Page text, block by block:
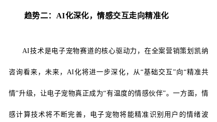
趋势二： AI化深化，情感交互走向精准化
AI技术是电子宠物赛道的核心驱动力，在全案营销策划凯纳
咨询看来，未来，AI化将进一步深化，从“基础交互”向“精准共
情”升级，让电子宠物真正成为“有温度的情感伙伴”。一方面，情
感计算技术将不断完善，电子宠物将能精准识别用户的情绪波